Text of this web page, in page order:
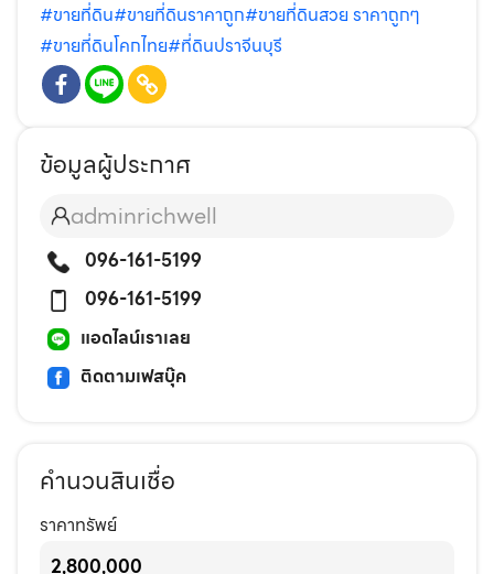
#ขายที่ดิน#ขายที่ดินราคาถูก#ขายที่ดินสวย ราคาถูกๆ
#ขายที่ดินโคกไทย#ที่ดินปราจีนบุรี
ข้อมูลผู้ประกาศ
adminrichwell
096-161-5199
096-161-5199
แอดไลน์เราเลย
ติดตามเฟสบุ๊ค
คำนวนสินเชื่อ
ราคาทรัพย์